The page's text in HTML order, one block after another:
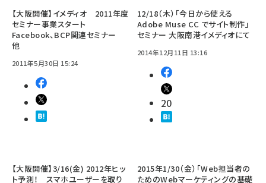
【大阪開催】イメディオ 2011年度
セミナー事業スタート
Facebook、BCP関連セミナー
他
2011年5月30日 15:24
12/18（木）「今日から使える
Adobe Muse CC でサイト制作」
セミナー 大阪南港イメディオにて
2014年12月11日 13:16
20
【大阪開催】3/16(金) 2012年ヒッ
ト予測！ スマホユーザーを取り
2015年1/30（金）「Web担当者の
ためのWebマーケティングの基礎